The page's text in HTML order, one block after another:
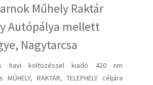
Műhely Raktár
Autópálya mellett
Nagytarcsa
havi költözéssel kiadó 420 nm
RAKTÁR, TELEPHELY céljára